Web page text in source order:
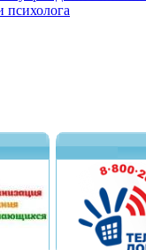
психолога